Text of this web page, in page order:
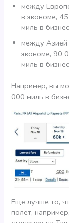
между
в экономе,
миль в
между
экономе, 90
миль в
Например, вы
000 миль в
Еще лучше то,
полёт,